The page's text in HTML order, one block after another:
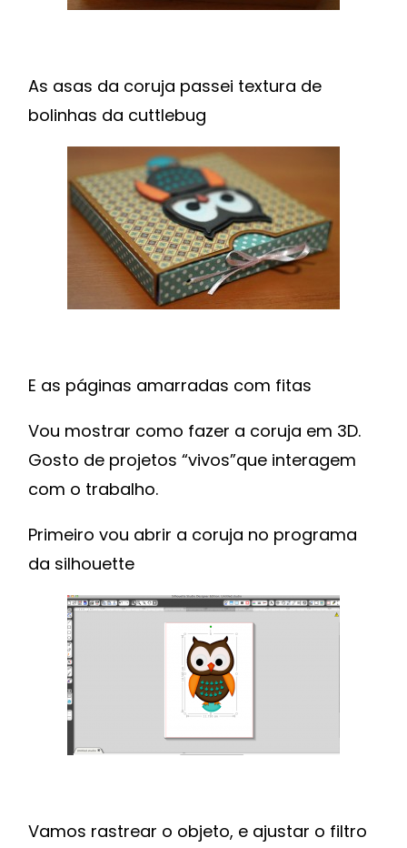
As asas da coruja passei textura de
bolinhas da cuttlebug
E as páginas amarradas com fitas
Vou mostrar como fazer a coruja em 3D.
Gosto de projetos “vivos”que interagem
com o trabalho.
Primeiro vou abrir a coruja no programa
da silhouette
Vamos rastrear o objeto, e ajustar o filtro